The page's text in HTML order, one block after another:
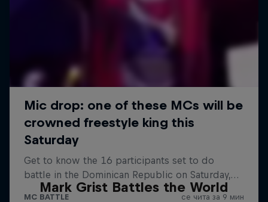
Mark Grist Battles the World